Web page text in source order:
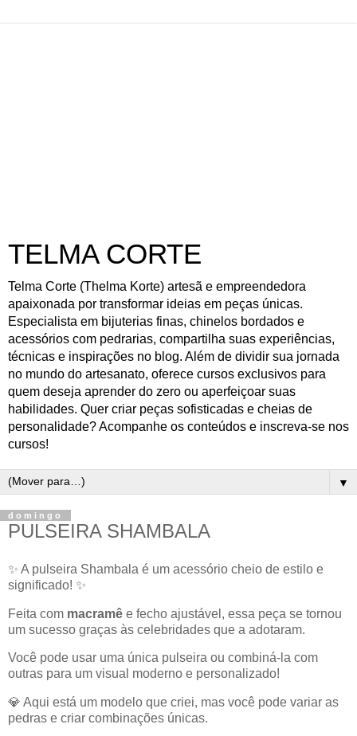
TELMA CORTE
Telma Corte (Thelma Korte) artesã e empreendedora
apaixonada por transformar ideias em peças únicas.
Especialista em bijuterias finas, chinelos bordados e
acessórios com pedrarias, compartilha suas experiências,
técnicas e inspirações no blog. Além de dividir sua jornada
no mundo do artesanato, oferece cursos exclusivos para
quem deseja aprender do zero ou aperfeiçoar suas
habilidades. Quer criar peças sofisticadas e cheias de
personalidade? Acompanhe os conteúdos e inscreva-se nos
cursos!
▼
domingo
PULSEIRA SHAMBALA
✨ A pulseira Shambala é um acessório cheio de estilo e
significado! ✨
Feita com macramê e fecho ajustável, essa peça se tornou
um sucesso graças às celebridades que a adotaram.
Você pode usar uma única pulseira ou combiná-la com
outras para um visual moderno e personalizado!
💎 Aqui está um modelo que criei, mas você pode variar as
pedras e criar combinações únicas.